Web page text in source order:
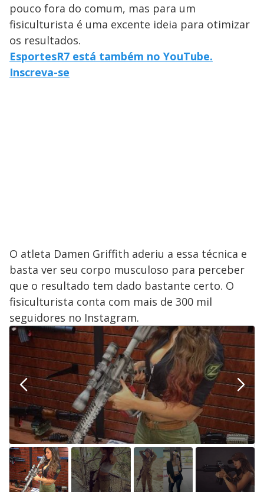
pouco fora do comum, mas para um
fisiculturista é uma excente ideia para otimizar
os resultados.
EsportesR7 está também no YouTube.
Inscreva-se
O atleta Damen Griffith aderiu a essa técnica e
basta ver seu corpo musculoso para perceber
que o resultado tem dado bastante certo. O
fisiculturista conta com mais de 300 mil
seguidores no Instagram.